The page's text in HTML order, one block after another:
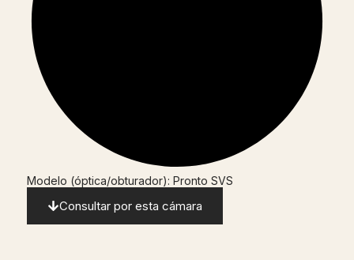
Modelo (óptica/obturador): Pronto SVS
Consultar por esta cámara